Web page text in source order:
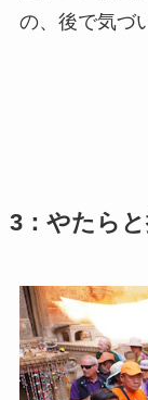
の、後で気づ
3：やたら